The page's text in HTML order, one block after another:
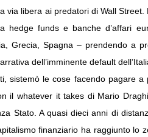
libera ai predatori di Wall Street.
hedge funds e banche d’affari
Grecia, Spagna – prendendo a
dell’imminente default
sistemò le cose facendo pagare a
il whatever it takes di Mario
Stato. A quasi dieci anni di
finanziario ha raggiunto lo